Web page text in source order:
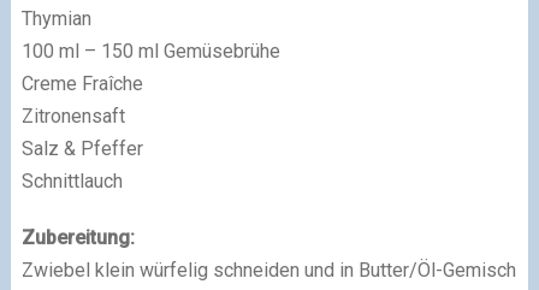
Thymian
100 ml – 150 ml Gemüsebrühe
Creme Fraîche
Zitronensaft
Salz & Pfeffer
Schnittlauch
Zubereitung:
Zwiebel klein würfelig schneiden und in Butter/Öl-Gemisch